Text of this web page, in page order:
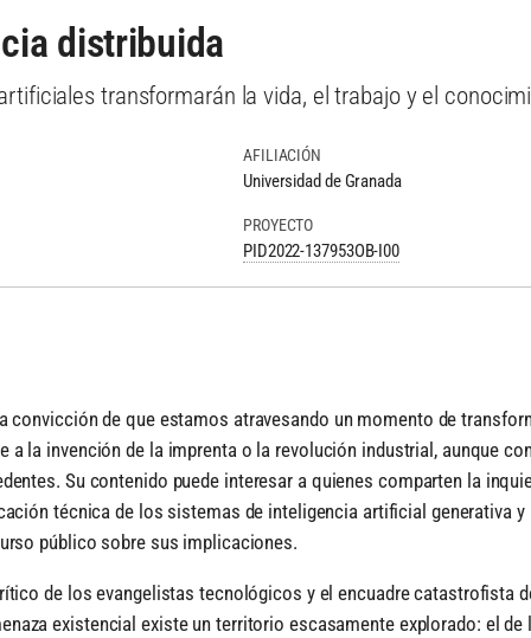
distribuida
transformarán la vida, el trabajo y el
AFILIACIÓN
Universidad de Granada
PROYECTO
PID2022-137953OB-I00
convicción de que estamos atravesando un momento de
a la invención de la imprenta o la revolución industrial, aunque
Su contenido puede interesar a quienes comparten la
técnica de los sistemas de inteligencia artificial generativa y
público sobre sus implicaciones.
de los evangelistas tecnológicos y el encuadre catastrofista
existencial existe un territorio escasamente explorado: el de